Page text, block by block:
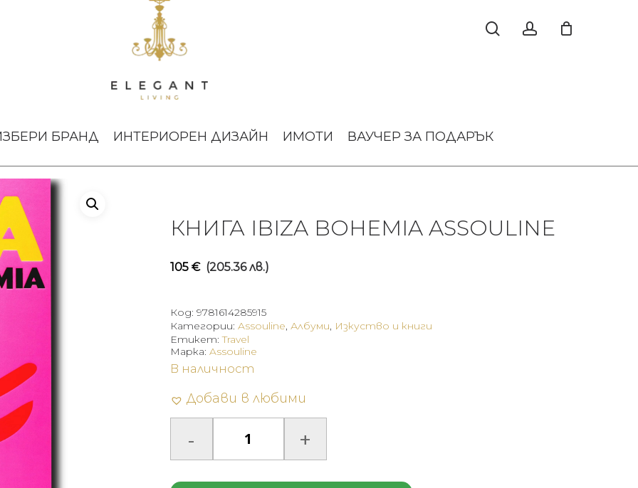
БРАНД ИНТЕРИОРЕН ДИЗАЙН ИМОТИ ВАУЧЕР ЗА ПОДАРЪК
КНИГА IBIZA BOHEMIA ASSOULINE
105 € (205.36 лв.)
Код: 9781614285915
Категории: Assouline, Албуми, Изкуство и книги
Етикет:Travel
В наличност
Добави в любими
Марка: Assouline